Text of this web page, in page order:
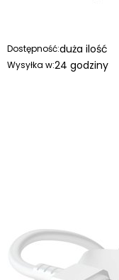
Dostępność:duża ilość
Wysyłka w:24 godziny